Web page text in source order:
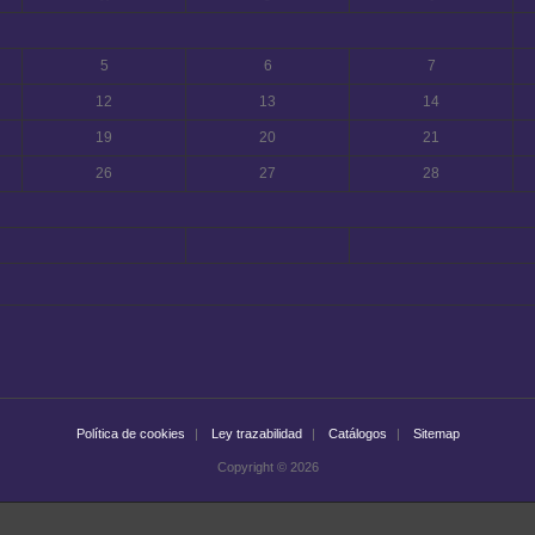
5 6 7
12 13 14
19 20 21
26 27 28
Política de cookies Ley trazabilidad Catálogos Sitemap
Copyright © 2026